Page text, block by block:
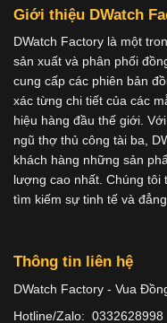
Giới thiệu DWatch
DWatch Factory là một
sản xuất và phân phối
cung cấp các phiên bản
xác từng chi tiết của các
hiệu hàng đầu thế giới.
ngũ thợ thủ công tài ba,
khách hàng những sản
lượng cao nhất. Chúng tôi
tìm kiếm sự tinh tế và
Thông tin liên hệ
DWatch Factory - Vua
Hotline/Zalo: 0332628998